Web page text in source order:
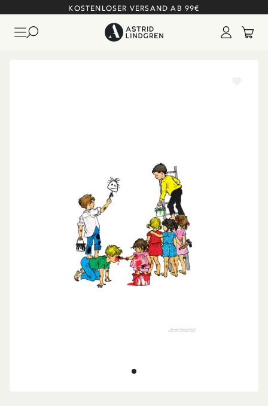
KOSTENLOSER VERSAND AB 99€